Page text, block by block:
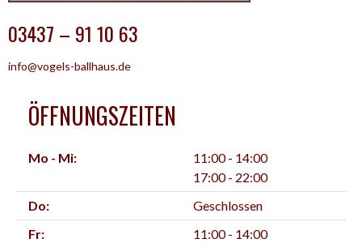
03437 – 91 10 63
info@vogels-ballhaus.de
ÖFFNUNGSZEITEN
Mo - Mi:
11:00 - 14:00
17:00 - 22:00
Do:
Geschlossen
Fr:
11:00 - 14:00